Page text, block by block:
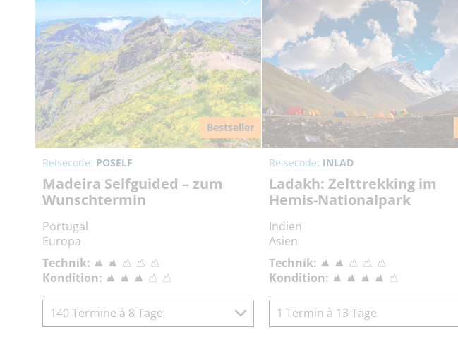
Bestseller
Reisecode: POSELF
Madeira Selfguided – zum
Wunschtermin
Portugal
Europa
Technik:
Kondition:
140 Termine à 8 Tage
Reisecode: INLAD
Ladakh: Zelttrekking im
Hemis-Nationalpark
Indien
Asien
Technik:
Kondition:
1 Termin à 13 Tage